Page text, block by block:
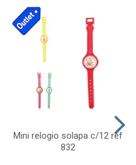
Mini relogio solapa c/12 ref
832